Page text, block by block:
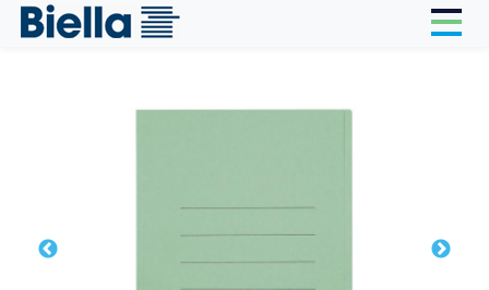
Cookie-Einstellungen